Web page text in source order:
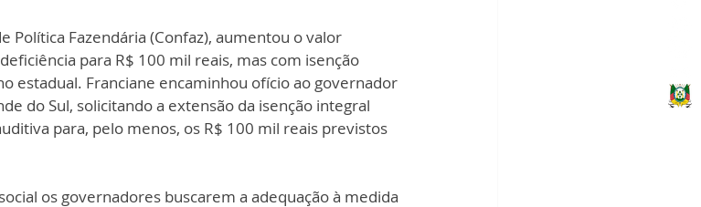
Política Fazendária (Confaz), aumentou o valor
para R$ 100 mil reais, mas com isenção
estadual. Franciane encaminhou ofício ao governador
do Sul, solicitando a extensão da isenção integral
para, pelo menos, os R$ 100 mil reais previstos